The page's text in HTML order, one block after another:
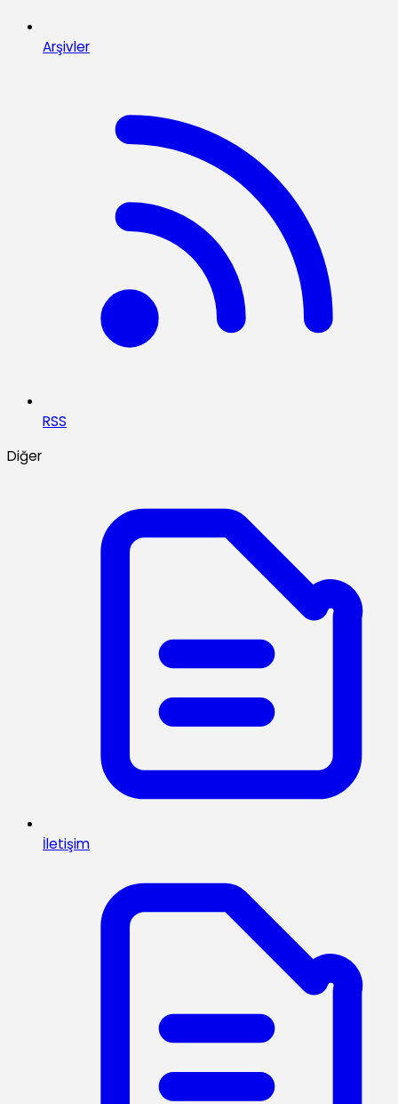
Arşivler
RSS
Diğer
İletişim